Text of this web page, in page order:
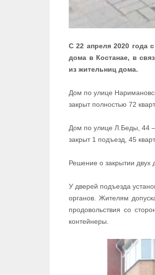
С 22 апреля 2020 года
дома в Костанае, в
из жительниц дома.
Дом по улице
закрыт полностью 72
Дом по улице Л.Беды, 44
закрыт 1 подъезд, 45
Решение о закрытии двух
У дверей подъезда
органов. Жителям
продовольствия со
контейнеры.